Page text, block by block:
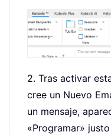
2. Tras activar
cree un Nuevo
un mensaje,
«Programar»